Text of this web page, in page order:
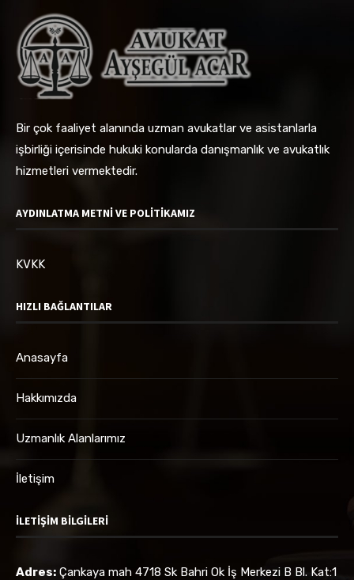
Bir çok faaliyet alanında uzman avukatlar ve asistanlarla
işbirliği içerisinde hukuki konularda danışmanlık ve avukatlık
hizmetleri vermektedir.
AYDINLATMA METNİ VE POLİTİKAMIZ
KVKK
HIZLI BAĞLANTILAR
Anasayfa
Hakkımızda
Uzmanlık Alanlarımız
İletişim
İLETIŞIM BILGILERI
Adres: Çankaya mah 4718 Sk Bahri Ok İş Merkezi B Bl. Kat:1